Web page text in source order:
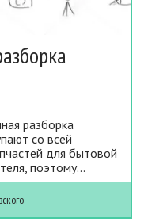
разборка
со всей
для бытовой
поэтому...